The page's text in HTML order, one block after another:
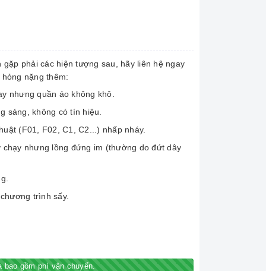
phải các hiện tượng sau, hãy liên hệ ngay
nặng thêm:
nhưng quần áo không khô.
sáng, không có tín hiệu.
(F01, F02, C1, C2...) nhấp nháy.
chạy nhưng lồng đứng im (thường do đứt dây
trình sấy.
bao gồm phí vận chuyển.